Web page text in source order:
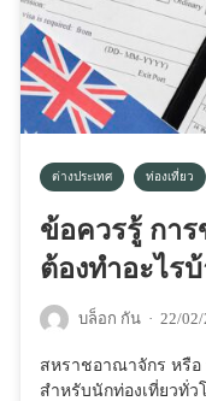
ต่างประเทศ ท่องเที่ยว
ข้อควรรู้ การ
ต้องทำอะไรบ้
บล็อก กัน · 22/
สหราชอาณาจักร หรือ
สำหรับนักท่องเที่ยวทั่